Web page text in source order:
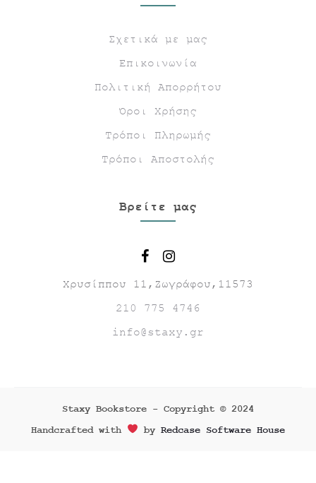
Σχετικά με μας
Επικοινωνία
Πολιτική Απορρήτου
Όροι Χρήσης
Τρόποι Πληρωμής
Τρόποι Αποστολής
Βρείτε μας
Χρυσίππου 11,Ζωγράφου,11573
210 775 4746
info@staxy.gr
Staxy Bookstore - Copyright © 2024
Handcrafted with
by Redcase Software House